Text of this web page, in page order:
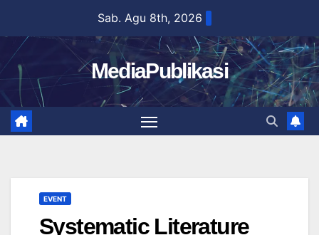
content
Sab. Agu 8th, 2026
MediaPublikasi
EVENT
Systematic Literature